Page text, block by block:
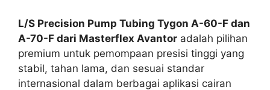
L/S Precision Pump Tubing Tygon A-60-F dan
A-70-F dari Masterflex Avantor adalah pilihan
premium untuk pemompaan presisi tinggi yang
stabil, tahan lama, dan sesuai standar
internasional dalam berbagai aplikasi cairan